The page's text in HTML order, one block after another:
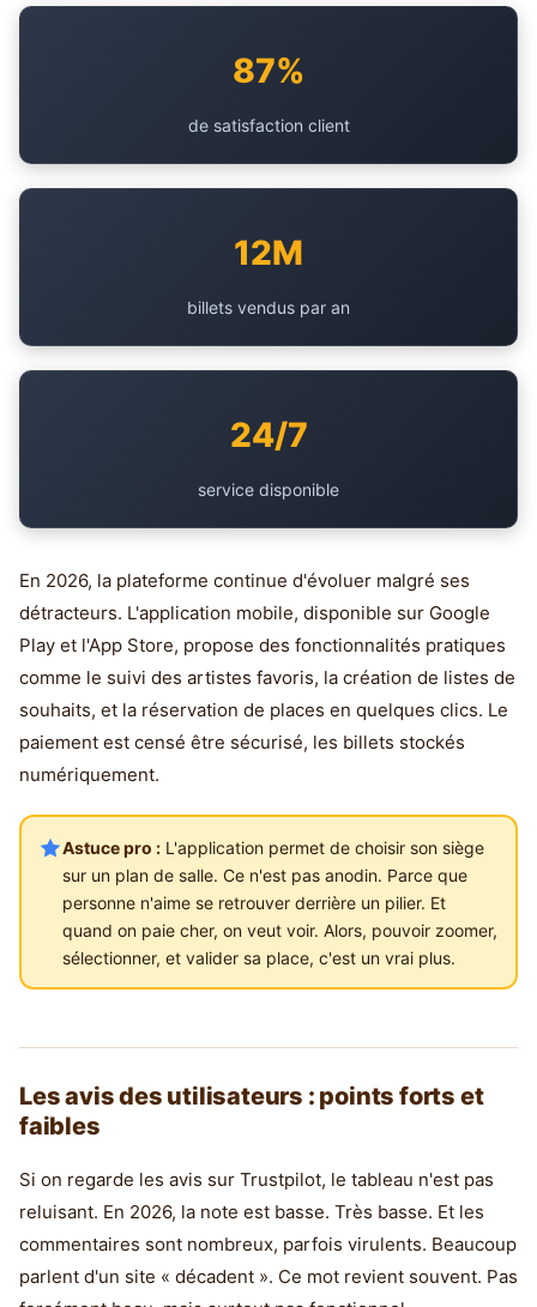
87%
de satisfaction client
12M
billets vendus par an
24/7
service disponible
En 2026, la plateforme continue d'évoluer malgré ses
détracteurs. L'application mobile, disponible sur Google
Play et l'App Store, propose des fonctionnalités pratiques
comme le suivi des artistes favoris, la création de listes de
souhaits, et la réservation de places en quelques clics. Le
paiement est censé être sécurisé, les billets stockés
numériquement.
Astuce pro :L'application permet de choisir son siège
sur un plan de salle. Ce n'est pas anodin. Parce que
personne n'aime se retrouver derrière un pilier. Et
quand on paie cher, on veut voir. Alors, pouvoir zoomer,
sélectionner, et valider sa place, c'est un vrai plus.
Les avis des utilisateurs : points forts et
faibles
Si on regarde les avis sur Trustpilot, le tableau n'est pas
reluisant. En 2026, la note est basse. Très basse. Et les
commentaires sont nombreux, parfois virulents. Beaucoup
parlent d'un site « décadent ». Ce mot revient souvent. Pas